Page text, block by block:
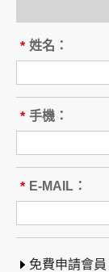
* 姓名：
* 手機：
* E-MAIL：
免費申請會員